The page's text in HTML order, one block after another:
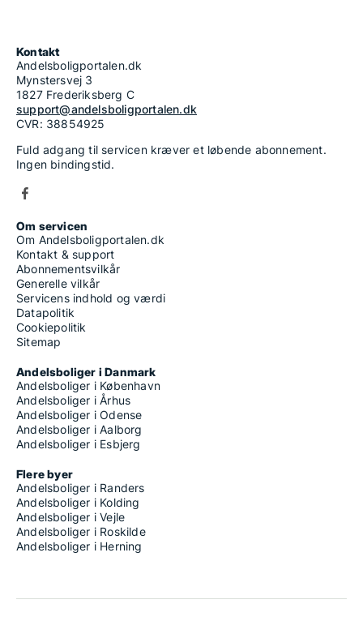
Kontakt
Andelsboligportalen.dk
Mynstersvej 3
1827 Frederiksberg C
support@andelsboligportalen.dk
CVR: 38854925
Fuld adgang til servicen kræver et løbende abonnement.
Ingen bindingstid.
Om servicen
Om Andelsboligportalen.dk
Kontakt & support
Abonnementsvilkår
Generelle vilkår
Servicens indhold og værdi
Datapolitik
Cookiepolitik
Sitemap
Andelsboliger i Danmark
Andelsboliger i København
Andelsboliger i Århus
Andelsboliger i Odense
Andelsboliger i Aalborg
Andelsboliger i Esbjerg
Flere byer
Andelsboliger i Randers
Andelsboliger i Kolding
Andelsboliger i Vejle
Andelsboliger i Roskilde
Andelsboliger i Herning